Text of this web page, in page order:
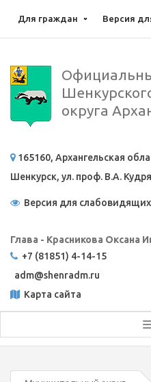
Для граждан Версия
округа
165160, Архангельская
Шенкурск, ул. проф. В.А.
Версия для слабовидящих
Глава - Красникова Оксана
+7 (81851) 4-14-15
adm@shenradm.ru
Карта сайта